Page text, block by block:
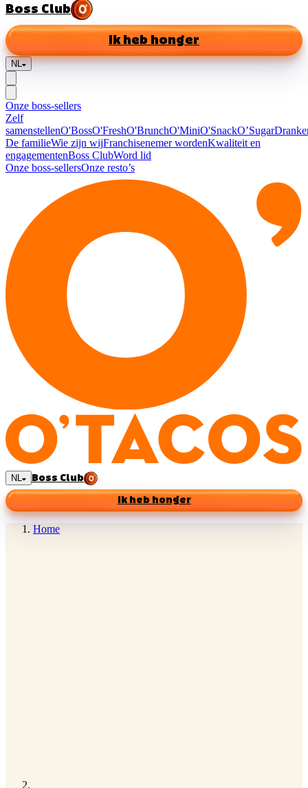
Boss Club
Ik heb honger
NL
Onze boss-sellers
Zelf
samenstellenO'BossO'FreshO'BrunchO'MiniO'SnackO’Sugar
De familieWie zijn wijFranchisenemer wordenKwaliteit en
engagementenBoss ClubWord lid
Onze boss-sellersOnze resto’s
NL
Boss Club
Ik heb honger
Home